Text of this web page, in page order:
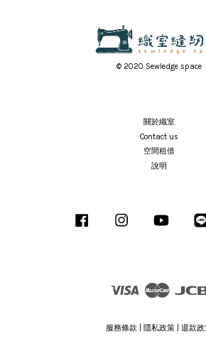
© 2020 Sewledge space
關於織室
Contact us
空間租借
說明
Facebook Instagram YouTube
Visa Master
服務條款 隱私政策 退款政